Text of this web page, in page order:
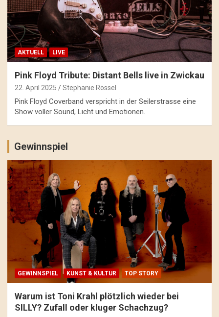
AKTUELL LIVE
Pink Floyd Tribute: Distant Bells live in Zwickau
22. April 2025 Stephanie Rössel
Pink Floyd Coverband verspricht in der Seilerstrasse eine
Show voller Sound, Licht und Emotionen.
Gewinnspiel
GEWINNSPIEL KUNST & KULTUR TOP STORY
Warum ist Toni Krahl plötzlich wieder bei
SILLY? Zufall oder kluger Schachzug?